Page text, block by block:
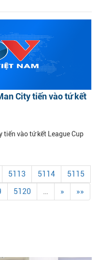
City tiến vào tứ kết
tiến vào tứ kết League Cup
5113 5114
5115
5120 … » »»